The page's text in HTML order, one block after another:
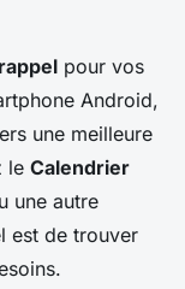
pour vos
Android,
une meilleure
le Calendrier
une autre
est de trouver